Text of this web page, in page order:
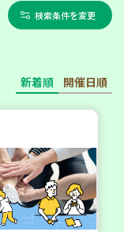
検索条件を変更
新着順 開催日順